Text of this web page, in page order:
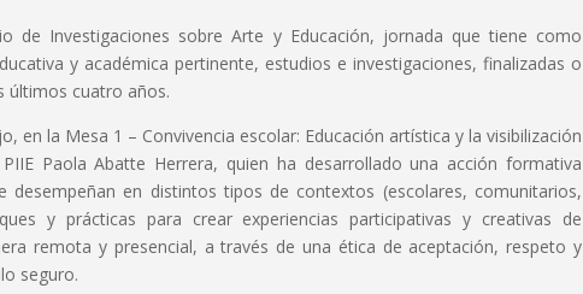
de Investigaciones sobre Arte y Educación, jornada que tiene como
y académica pertinente, estudios e investigaciones, finalizadas o
últimos cuatro años.
en la Mesa 1 – Convivencia escolar: Educación artística y la visibilización
Paola Abatte Herrera, quien ha desarrollado una acción formativa
en distintos tipos de contextos (escolares, comunitarios,
y prácticas para crear experiencias participativas y creativas de
remota y presencial, a través de una ética de aceptación, respeto y
seguro.